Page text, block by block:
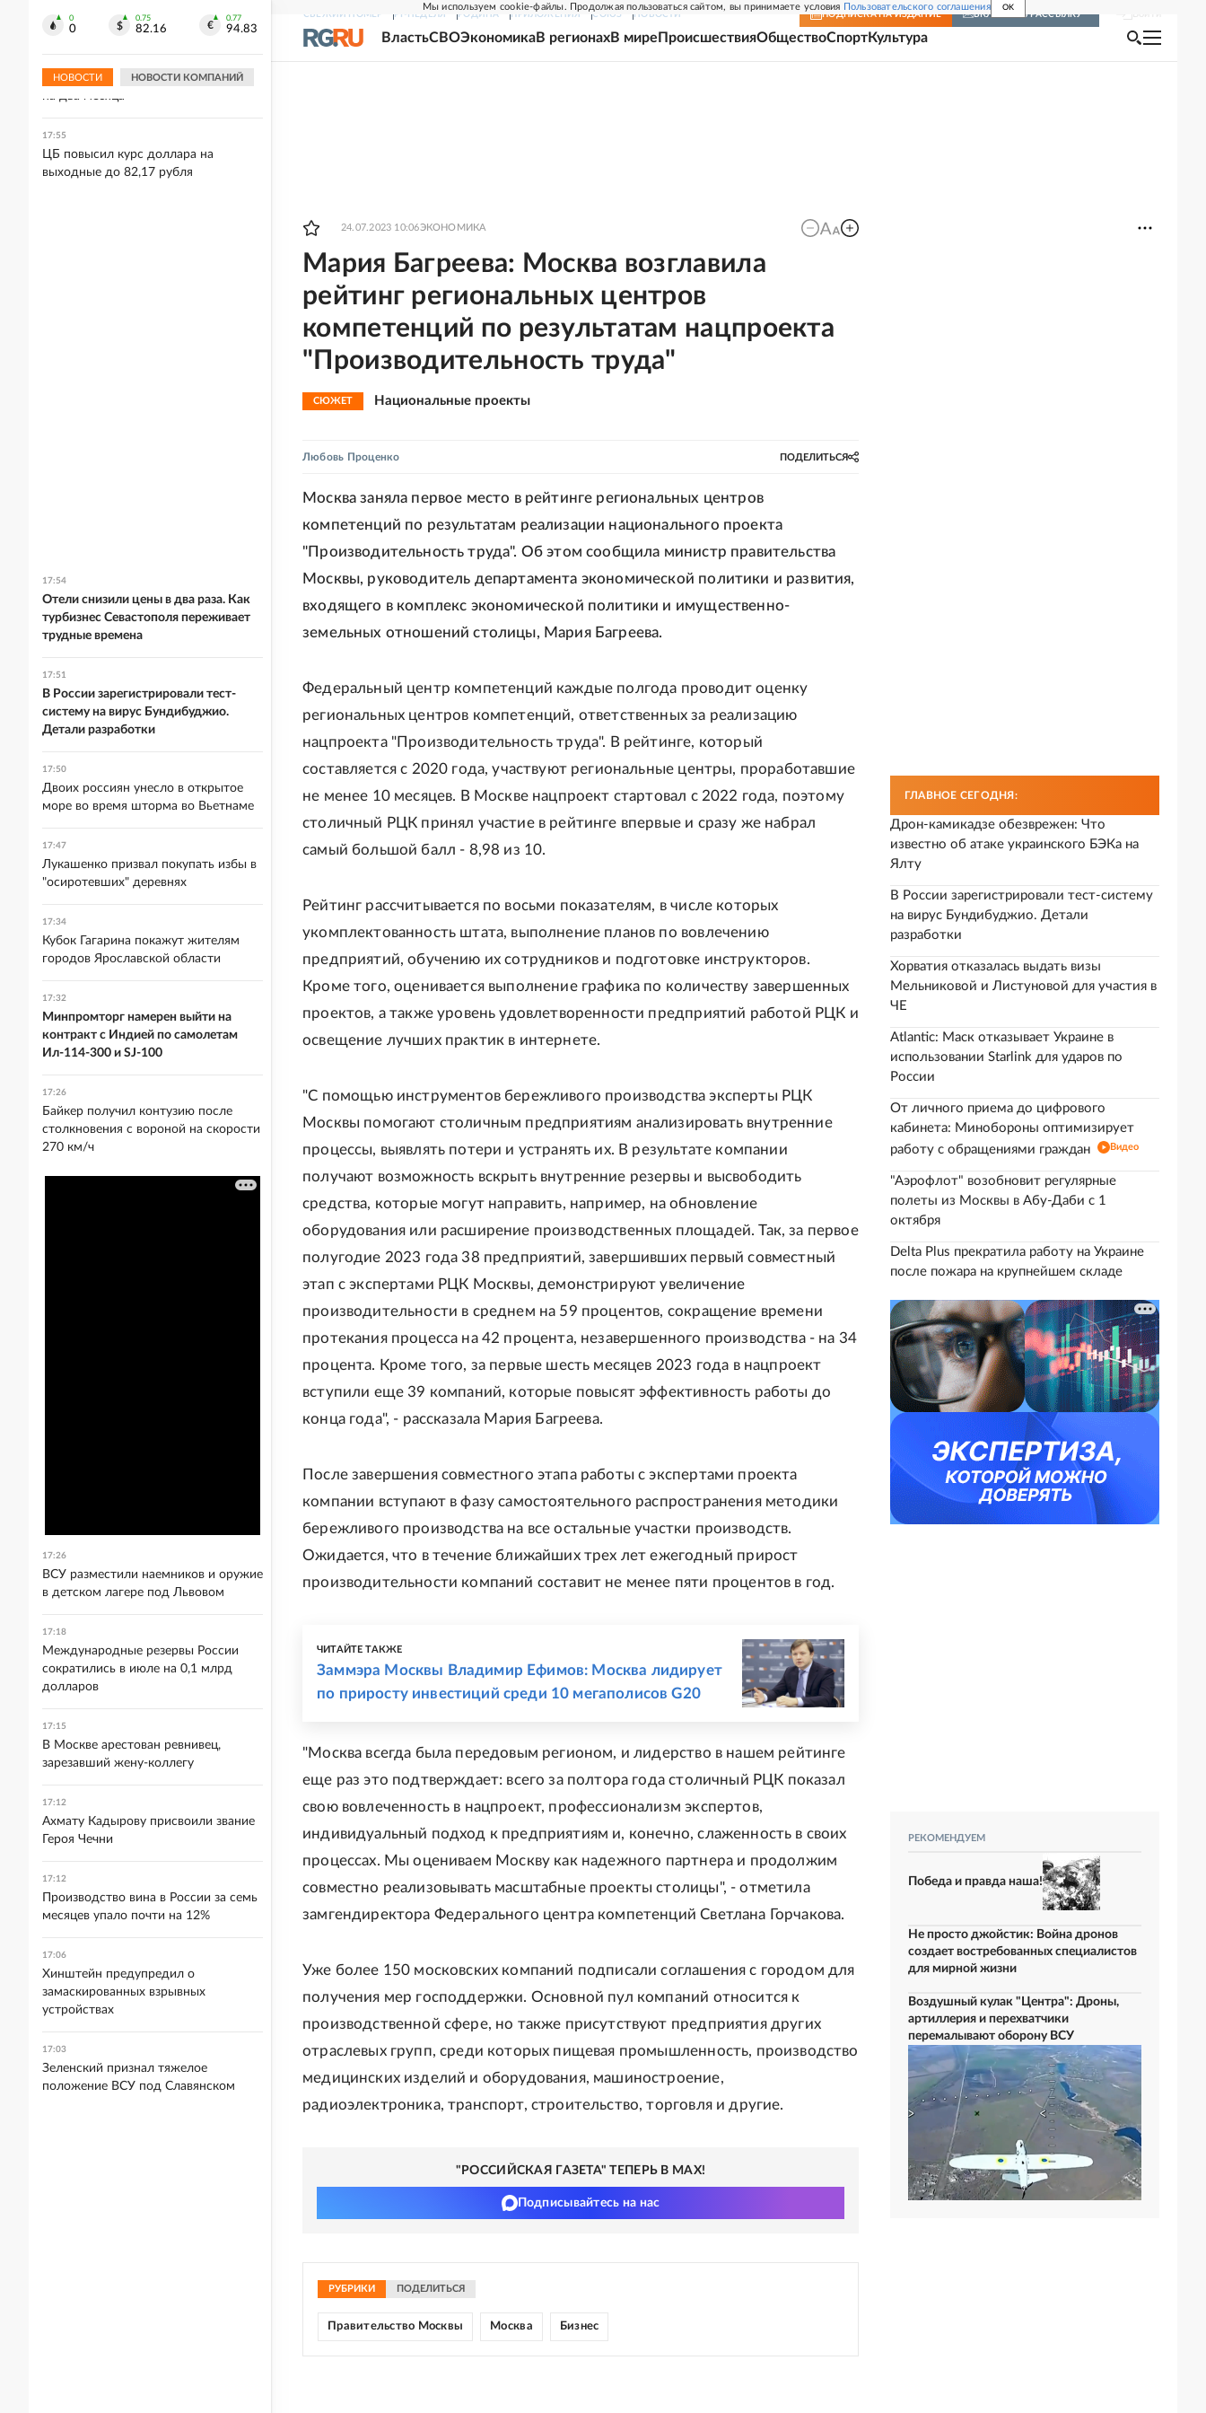
Мы используем cookie-файлы. Продолжая пользоваться сайтом, вы принимаете условия Пользовательского соглашения OK
СВЕЖИЙ НОМЕР РГ-НЕДЕЛЯ РОДИНА ПРИЛОЖЕНИЯ СОЮЗ НОВОСТИ ПОДПИСКА НА ИЗДАНИЕ ВКЛЮЧИТЬ РАССЫЛКУ
ВластьСВОЭкономикаВ регионахВ мире ПроисшествияОбществоСпортКультура
24.07.2023 10:06ЭКОНОМИКА
Мария Багреева: Москва возглавила
рейтинг региональных центров
компетенций по результатам нацпроекта
"Производительность труда"
СЮЖЕТ Национальные проекты
Любовь Проценко ПОДЕЛИТЬСЯ
Москва заняла первое место в рейтинге региональных центров
компетенций по результатам реализации национального проекта
"Производительность труда". Об этом сообщила министр правительства
Москвы, руководитель департамента экономической политики и развития,
входящего в комплекс экономической политики и имущественно-
земельных отношений столицы, Мария Багреева.
Федеральный центр компетенций каждые полгода проводит оценку
региональных центров компетенций, ответственных за реализацию
нацпроекта "Производительность труда". В рейтинге, который
составляется с 2020 года, участвуют региональные центры, проработавшие
не менее 10 месяцев. В Москве нацпроект стартовал с 2022 года, поэтому
столичный РЦК принял участие в рейтинге впервые и сразу же набрал
самый большой балл - 8,98 из 10.
Рейтинг рассчитывается по восьми показателям, в числе которых
укомплектованность штата, выполнение планов по вовлечению
предприятий, обучению их сотрудников и подготовке инструкторов.
Кроме того, оценивается выполнение графика по количеству завершенных
проектов, а также уровень удовлетворенности предприятий работой РЦК и
освещение лучших практик в интернете.
"С помощью инструментов бережливого производства эксперты РЦК
Москвы помогают столичным предприятиям анализировать внутренние
процессы, выявлять потери и устранять их. В результате компании
получают возможность вскрыть внутренние резервы и высвободить
средства, которые могут направить, например, на обновление
оборудования или расширение производственных площадей. Так, за первое
полугодие 2023 года 38 предприятий, завершивших первый совместный
этап с экспертами РЦК Москвы, демонстрируют увеличение
производительности в среднем на 59 процентов, сокращение времени
протекания процесса на 42 процента, незавершенного производства - на 34
процента. Кроме того, за первые шесть месяцев 2023 года в нацпроект
вступили еще 39 компаний, которые повысят эффективность работы до
конца года", - рассказала Мария Багреева.
После завершения совместного этапа работы с экспертами проекта
компании вступают в фазу самостоятельного распространения методики
бережливого производства на все остальные участки производств.
Ожидается, что в течение ближайших трех лет ежегодный прирост
производительности компаний составит не менее пяти процентов в год.
ЧИТАЙТЕ ТАКЖЕ
Заммэра Москвы Владимир Ефимов: Москва лидирует
по приросту инвестиций среди 10 мегаполисов G20
"Москва всегда была передовым регионом, и лидерство в нашем рейтинге
еще раз это подтверждает: всего за полтора года столичный РЦК показал
свою вовлеченность в нацпроект, профессионализм экспертов,
индивидуальный подход к предприятиям и, конечно, слаженность в своих
процессах. Мы оцениваем Москву как надежного партнера и продолжим
совместно реализовывать масштабные проекты столицы", - отметила
замгендиректора Федерального центра компетенций Светлана Горчакова.
Уже более 150 московских компаний подписали соглашения с городом для
получения мер господдержки. Основной пул компаний относится к
производственной сфере, но также присутствуют предприятия других
отраслевых групп, среди которых пищевая промышленность, производство
медицинских изделий и оборудования, машиностроение,
радиоэлектроника, транспорт, строительство, торговля и другие.
"РОССИЙСКАЯ ГАЗЕТА" ТЕПЕРЬ В MAX!
Подписывайтесь на нас
РУБРИКИ ПОДЕЛИТЬСЯ
Правительство Москвы Москва Бизнес
ГЛАВНОЕ СЕГОДНЯ:
Дрон-камикадзе обезврежен: Что
известно об атаке украинского БЭКа на
Ялту
В России зарегистрировали тест-систему
на вирус Бундибуджио. Детали
разработки
Хорватия отказалась выдать визы
Мельниковой и Листуновой для участия в
ЧЕ
Atlantic: Маск отказывает Украине в
использовании Starlink для ударов по
России
От личного приема до цифрового
кабинета: Минобороны оптимизирует
работу с обращениями граждан
Видео
"Аэрофлот" возобновит регулярные
полеты из Москвы в Абу-Даби с 1
октября
Delta Plus прекратила работу на Украине
после пожара на крупнейшем складе
РЕКОМЕНДУЕМ
Победа и правда наша!
Не просто джойстик: Война дронов
создает востребованных специалистов
для мирной жизни
Воздушный кулак "Центра": Дроны,
артиллерия и перехватчики
перемалывают оборону ВСУ
0
0
0.75
82.16
0.77
94.83
НОВОСТИ НОВОСТИ КОМПАНИЙ
Невзорова Лидию заочно арестовали
на два месяца
17:55
ЦБ повысил курс доллара на
выходные до 82,17 рубля
17:54
Отели снизили цены в два раза. Как
турбизнес Севастополя переживает
трудные времена
17:51
В России зарегистрировали тест-
систему на вирус Бундибуджио.
Детали разработки
17:50
Двоих россиян унесло в открытое
море во время шторма во Вьетнаме
17:47
Лукашенко призвал покупать избы в
"осиротевших" деревнях
17:34
Кубок Гагарина покажут жителям
городов Ярославской области
17:32
Минпромторг намерен выйти на
контракт с Индией по самолетам
Ил-114-300 и SJ-100
17:26
Байкер получил контузию после
столкновения с вороной на скорости
270 км/ч
17:26
ВСУ разместили наемников и оружие
в детском лагере под Львовом
17:18
Международные резервы России
сократились в июле на 0,1 млрд
долларов
17:15
В Москве арестован ревнивец,
зарезавший жену-коллегу
17:12
Ахмату Кадырову присвоили звание
Героя Чечни
17:12
Производство вина в России за семь
месяцев упало почти на 12%
17:06
Хинштейн предупредил о
замаскированных взрывных
устройствах
17:03
Зеленский признал тяжелое
положение ВСУ под Славянском